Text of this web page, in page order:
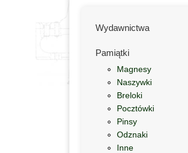
Wydawnictwa
Pamiątki
Magnesy
Naszywki
Breloki
Pocztówki
Pinsy
Odznaki
Inne